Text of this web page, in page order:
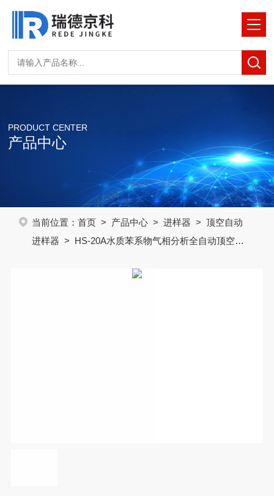
PRODUCT CENTER
产品中心
当前位置： 首页> 产品中心> 进样器 > 顶空自动
进样器 > HS-20A水质苯系物气相分析全自动顶空进